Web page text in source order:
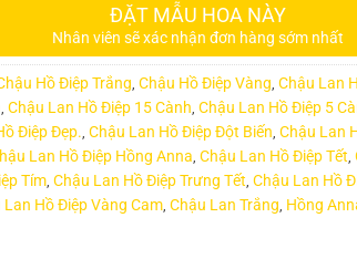
ĐẶT MẪU HOA NÀY
Nhân viên sẽ xác nhận đơn hàng sớm nhất
Hồ Điệp Trắng, Chậu Hồ Điệp Vàng, Chậu Lan
, Chậu Lan Hồ Điệp 15 Cành, Chậu Lan Hồ Điệp 5
Điệp Đẹp., Chậu Lan Hồ Điệp Đột Biến, Chậu Lan
Lan Hồ Điệp Hồng Anna, Chậu Lan Hồ Điệp Tết,
Tím, Chậu Lan Hồ Điệp Trưng Tết, Chậu Lan Hồ
Lan Hồ Điệp Vàng Cam, Chậu Lan Trắng, Hồng